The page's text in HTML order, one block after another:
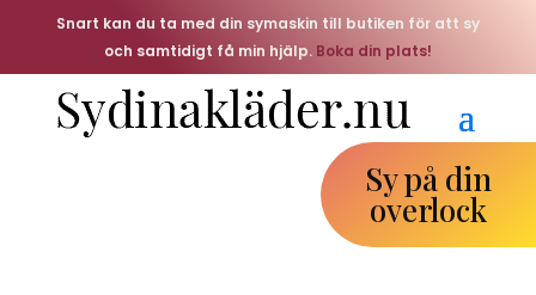
Snart kan du ta med din symaskin till butiken för att sy
och samtidigt få min hjälp. Boka din plats!
Sy på din
overlock